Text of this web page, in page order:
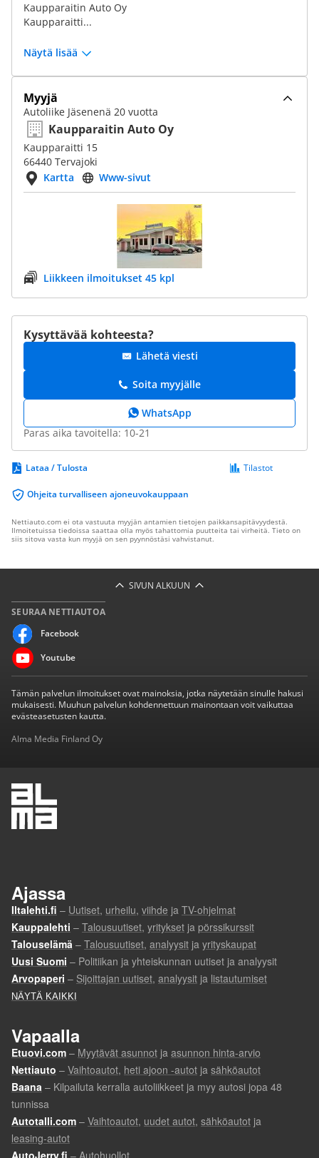
Kaupparaitin Auto Oy
Kaupparaitti...
Näytä lisää
Myyjä
Autoliike Jäsenenä 20 vuotta
Kaupparaitin Auto Oy
Kaupparaitti 15
66440 Tervajoki
Kartta
Www-sivut
Liikkeen ilmoitukset 45 kpl
Kysyttävää kohteesta?
Lähetä viesti
Soita myyjälle
WhatsApp
Paras aika tavoitella: 10-21
Lataa / Tulosta
Ohjeita turvalliseen ajoneuvokauppaan
Tilastot
Nettiauto.com ei ota vastuuta myyjän antamien tietojen paikkansapitävyydestä.
Ilmoitetuissa tiedoissa saattaa olla myös tahattomia puutteita tai virheitä. Tieto on
siis sitova vasta kun myyjä on sen pyynnöstäsi vahvistanut.
SIVUN ALKUUN
SEURAA NETTIAUTOA
Facebook
Youtube
Tämän palvelun ilmoitukset ovat mainoksia, jotka näytetään sinulle hakusi
mukaisesti. Muuhun palvelun kohdennettuun mainontaan voit vaikuttaa
evästeasetusten kautta.
Alma Media Finland Oy